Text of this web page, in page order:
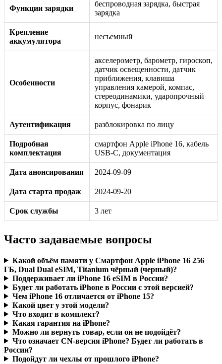
Функции зарядки
беспроводная зарядка, быстрая
зарядка
Крепление
аккумулятора
несъемный
Особенности
акселерометр, барометр, гироскоп,
датчик освещенности, датчик
приближения, клавиша
управления камерой, компас,
стереодинамики, ударопрочный
корпус, фонарик
Аутентификация разблокировка по лицу
Подробная
комплектация
смартфон Apple iPhone 16, кабель
USB-C, документация
Дата анонсирования 2024-09-09
Дата старта продаж 2024-09-20
Срок службы 3 лет
Часто задаваемые вопросы
Какой объём памяти у Смартфон Apple iPhone 16 256
ГБ, Dual Dual eSIM, Titanium чёрный (черный)?
Поддерживает ли iPhone 16 eSIM в России?
Будет ли работать iPhone в России с этой версией?
Чем iPhone 16 отличается от iPhone 15?
Какой цвет у этой модели?
Что входит в комплект?
Какая гарантия на iPhone?
Можно ли вернуть товар, если он не подойдёт?
Что означает CN-версия iPhone? Будет ли работать в
России?
Подойдут ли чехлы от прошлого iPhone?